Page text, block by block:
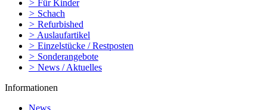
> Für Kinder
> Schach
> Refurbished
> Auslaufartikel
> Einzelstücke / Restposten
> Sonderangebote
> News / Aktuelles
Informationen
News